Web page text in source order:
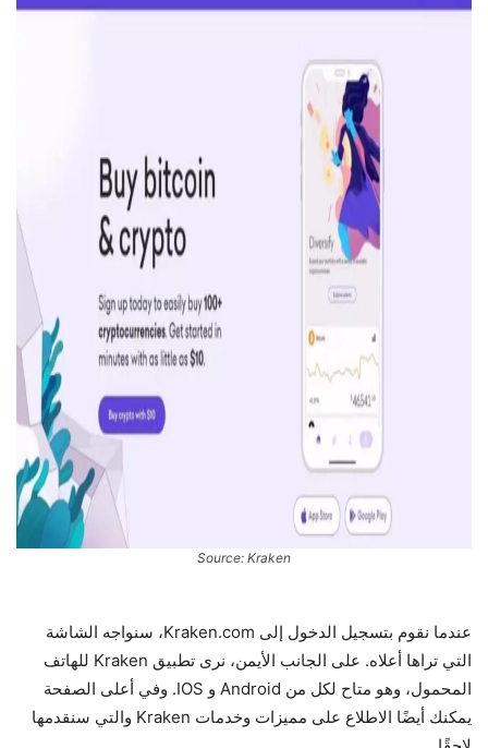
Source: Kraken
عندما نقوم بتسجيل الدخول إلى Kraken.com، سنواجه الشاشة
التي تراها أعلاه. على الجانب الأيمن، نرى تطبيق Kraken للهاتف
المحمول، وهو متاح لكل من Android و IOS. وفي أعلى الصفحة
يمكنك أيضًا الاطلاع على مميزات وخدمات Kraken والتي سنقدمها